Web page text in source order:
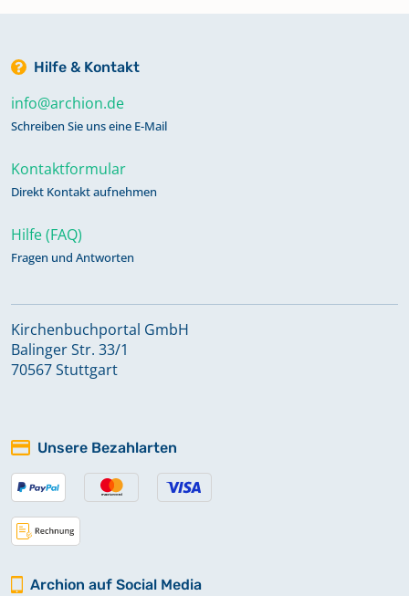
Hilfe & Kontakt
info@archion.de
Schreiben Sie uns eine E-Mail
Kontaktformular
Direkt Kontakt aufnehmen
Hilfe (FAQ)
Fragen und Antworten
Kirchenbuchportal GmbH
Balinger Str. 33/1
70567 Stuttgart
Unsere Bezahlarten
Archion auf Social Media